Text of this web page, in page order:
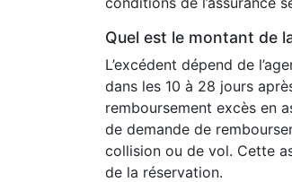
Quel est le montant de
L’excédent dépend de
dans les 10 à 28 jours
remboursement excès en
de demande de
collision ou de vol. Cette
de la réservation.